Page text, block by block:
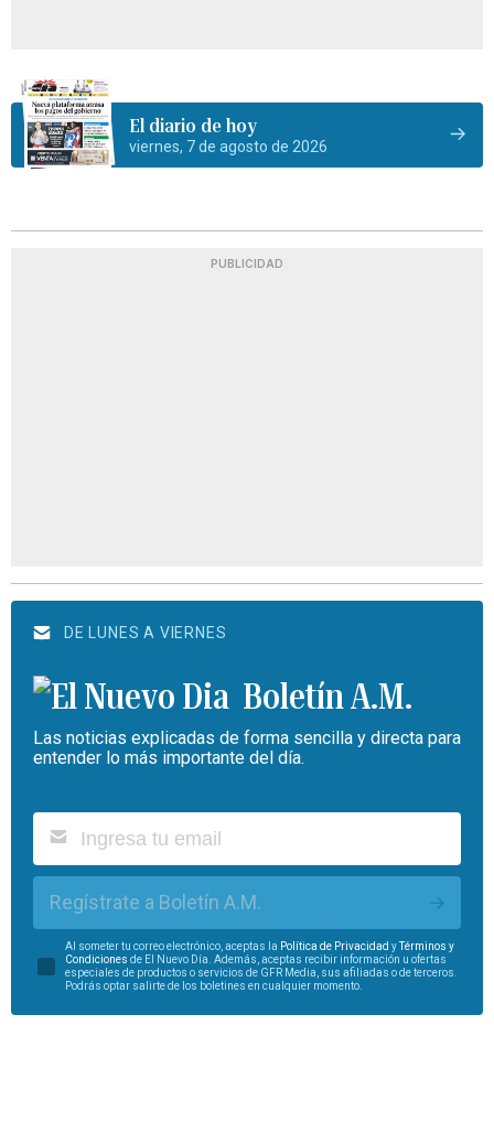
El diario de hoy
viernes, 7 de agosto de 2026
PUBLICIDAD
DE LUNES A VIERNES
Boletín A.M.
Las noticias explicadas de forma sencilla y directa para
entender lo más importante del día.
Regístrate a Boletín A.M.
Al someter tu correo electrónico, aceptas la Política de Privacidad y
Términos y
Condiciones de El Nuevo Día. Además, aceptas recibir información u ofertas
especiales de productos o servicios de GFR Media, sus afiliadas o de terceros.
Podrás optar salirte de los boletines en cualquier momento.